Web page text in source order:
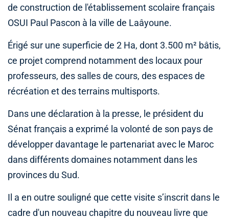
de construction de l'établissement scolaire français
OSUI Paul Pascon à la ville de Laâyoune.
Érigé sur une superficie de 2 Ha, dont 3.500 m² bâtis,
ce projet comprend notamment des locaux pour
professeurs, des salles de cours, des espaces de
récréation et des terrains multisports.
Dans une déclaration à la presse, le président du
Sénat français a exprimé la volonté de son pays de
développer davantage le partenariat avec le Maroc
dans différents domaines notamment dans les
provinces du Sud.
Il a en outre souligné que cette visite s’inscrit dans le
cadre d'un nouveau chapitre du nouveau livre que